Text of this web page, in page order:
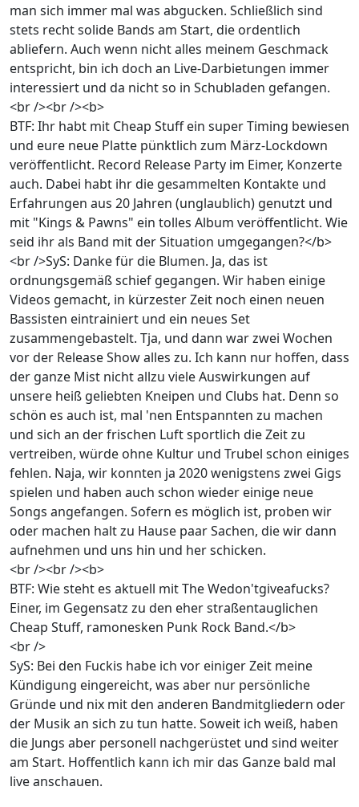
man sich immer mal was abgucken. Schließlich sind
stets recht solide Bands am Start, die ordentlich
abliefern. Auch wenn nicht alles meinem Geschmack
entspricht, bin ich doch an Live-Darbietungen immer
interessiert und da nicht so in Schubladen gefangen.
<br /><br /><b>
BTF: Ihr habt mit Cheap Stuff ein super Timing bewiesen
und eure neue Platte pünktlich zum März-Lockdown
veröffentlicht. Record Release Party im Eimer, Konzerte
auch. Dabei habt ihr die gesammelten Kontakte und
Erfahrungen aus 20 Jahren (unglaublich) genutzt und
mit "Kings & Pawns" ein tolles Album veröffentlicht. Wie
seid ihr als Band mit der Situation umgegangen?</b>
<br />SyS: Danke für die Blumen. Ja, das ist
ordnungsgemäß schief gegangen. Wir haben einige
Videos gemacht, in kürzester Zeit noch einen neuen
Bassisten eintrainiert und ein neues Set
zusammengebastelt. Tja, und dann war zwei Wochen
vor der Release Show alles zu. Ich kann nur hoffen, dass
der ganze Mist nicht allzu viele Auswirkungen auf
unsere heiß geliebten Kneipen und Clubs hat. Denn so
schön es auch ist, mal 'nen Entspannten zu machen
und sich an der frischen Luft sportlich die Zeit zu
vertreiben, würde ohne Kultur und Trubel schon einiges
fehlen. Naja, wir konnten ja 2020 wenigstens zwei Gigs
spielen und haben auch schon wieder einige neue
Songs angefangen. Sofern es möglich ist, proben wir
oder machen halt zu Hause paar Sachen, die wir dann
aufnehmen und uns hin und her schicken.
<br /><br /><b>
BTF: Wie steht es aktuell mit The Wedon'tgiveafucks?
Einer, im Gegensatz zu den eher straßentauglichen
Cheap Stuff, ramonesken Punk Rock Band.</b>
<br />
SyS: Bei den Fuckis habe ich vor einiger Zeit meine
Kündigung eingereicht, was aber nur persönliche
Gründe und nix mit den anderen Bandmitgliedern oder
der Musik an sich zu tun hatte. Soweit ich weiß, haben
die Jungs aber personell nachgerüstet und sind weiter
am Start. Hoffentlich kann ich mir das Ganze bald mal
live anschauen.